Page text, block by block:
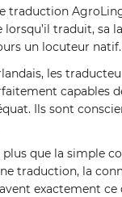
traduction
traduit, sa
un locuteur natif.
les
capables
Ils sont
que la simple
traduction, la
exactement